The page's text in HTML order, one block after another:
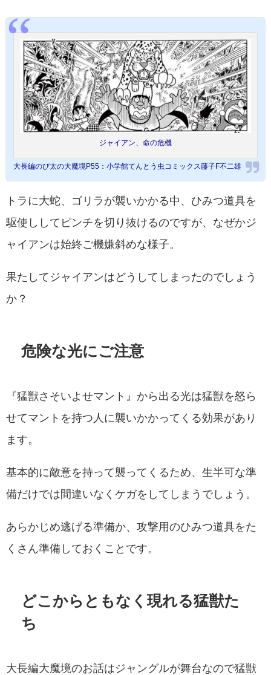
ジャイアン、命の危機
大長編のび太の大魔境P55：小学館てんとう虫コミックス藤子F不二雄
トラに大蛇、ゴリラが襲いかかる中、ひみつ道具を
駆使ししてピンチを切り抜けるのですが、なぜかジ
ャイアンは始終ご機嫌斜めな様子。
果たしてジャイアンはどうしてしまったのでしょう
か？
危険な光にご注意
『猛獣さそいよせマント』から出る光は猛獣を怒ら
せてマントを持つ人に襲いかかってくる効果があり
ます。
基本的に敵意を持って襲ってくるため、生半可な準
備だけでは間違いなくケガをしてしまうでしょう。
あらかじめ逃げる準備か、攻撃用のひみつ道具をた
くさん準備しておくことです。
どこからともなく現れる猛獣た
ち
大長編大魔境のお話はジャングルが舞台なので猛獣